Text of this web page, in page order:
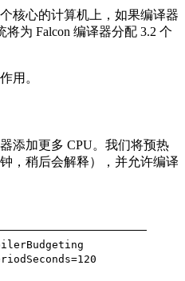
核心的计算机上，如果编译器
为 Falcon 编译器分配 3.2 个
用。
添加更多 CPU。我们将预热
，稍后会解释），并允许编译